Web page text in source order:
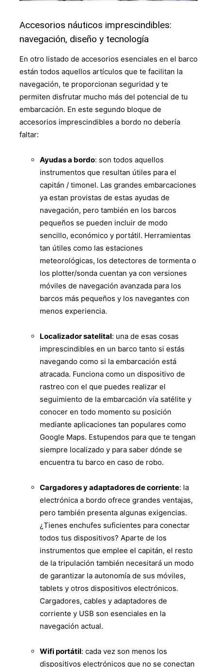
Accesorios náuticos imprescindibles:
navegación, diseño y tecnología
En otro listado de accesorios esenciales en el barco
están todos aquellos artículos que te facilitan la
navegación, te proporcionan seguridad y te
permiten disfrutar mucho más del potencial de tu
embarcación. En este segundo bloque de
accesorios imprescindibles a bordo no debería
faltar:
Ayudas a bordo: son todos aquellos
instrumentos que resultan útiles para el
capitán / timonel. Las grandes embarcaciones
ya estan provistas de estas ayudas de
navegación, pero también en los barcos
pequeños se pueden incluir de modo
sencillo, económico y portátil. Herramientas
tan útiles como las estaciones
meteorológicas, los detectores de tormenta o
los plotter/sonda cuentan ya con versiones
móviles de navegación avanzada para los
barcos más pequeños y los navegantes con
menos experiencia.
Localizador satelital: una de esas cosas
imprescindibles en un barco tanto si estás
navegando como si la embarcación está
atracada. Funciona como un dispositivo de
rastreo con el que puedes realizar el
seguimiento de la embarcación vía satélite y
conocer en todo momento su posición
mediante aplicaciones tan populares como
Google Maps. Estupendos para que te tengan
siempre localizado y para saber dónde se
encuentra tu barco en caso de robo.
Cargadores y adaptadores de corriente: la
electrónica a bordo ofrece grandes ventajas,
pero también presenta algunas exigencias.
¿Tienes enchufes suficientes para conectar
todos tus dispositivos? Aparte de los
instrumentos que emplee el capitán, el resto
de la tripulación también necesitará un modo
de garantizar la autonomía de sus móviles,
tablets y otros dispositivos electrónicos.
Cargadores, cables y adaptadores de
corriente y USB son esenciales en la
navegación actual.
Wifi portátil: cada vez son menos los
dispositivos electrónicos que no se conectan